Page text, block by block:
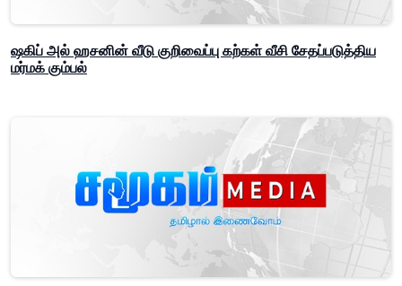
ஷகிப் அல் ஹசனின் வீடு குறிவைப்பு கற்கள் வீசி சேதப்படுத்திய
மர்மக் கும்பல்